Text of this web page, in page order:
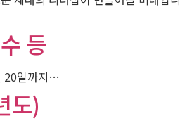
등
20일까지…
도)